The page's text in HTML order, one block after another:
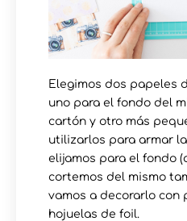
Elegimos dos papeles
uno para el fondo del
cartón y otro más
utilizarlos para armar
elijamos para el fondo
cortemos del mismo
vamos a decorarlo con
hojuelas de foil.